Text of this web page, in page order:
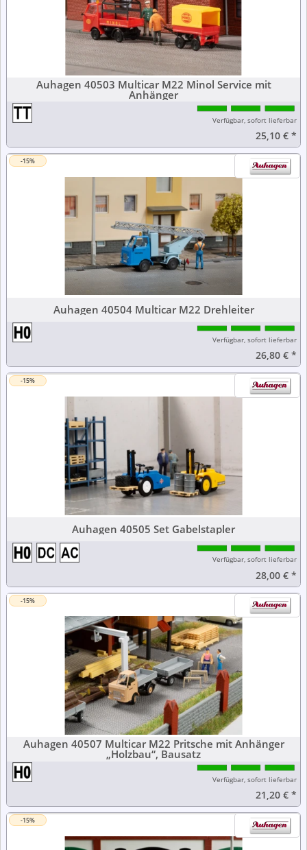
Auhagen 40503 Multicar M22 Minol Service mit
Anhänger
Verfügbar, sofort lieferbar
25,10 €*
-15%
Auhagen 40504 Multicar M22 Drehleiter
Verfügbar, sofort lieferbar
26,80 €*
-15%
Auhagen 40505 Set Gabelstapler
Verfügbar, sofort lieferbar
28,00 €*
-15%
Auhagen 40507 Multicar M22 Pritsche mit Anhänger
„Holzbau“, Bausatz
Verfügbar, sofort lieferbar
21,20 €*
-15%